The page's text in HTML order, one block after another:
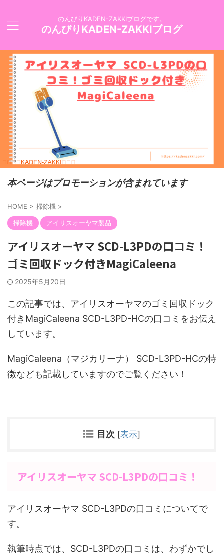
のんびりKADEN-ZAKKIブログです。
のんびりKADEN-ZAKKIブログ
本ページはプロモーションが含まれています
HOME > 掃除機 >
掃除機 アイリスオーヤマ製品
アイリスオーヤマ SCD-L3PDの口コミ！
ゴミ回収ドック付きMagiCaleena
2025年5月20日
この記事では、アイリスオーヤマのゴミ回収ドック
付きMagiCaleena SCD-L3PD-HCの口コミをお伝え
しています。
MagiCaleena（マジカリーナ） SCD-L3PD-HCの特
徴なども記載していますのでご覧ください！
目次 [表示]
アイリスオーヤマ SCD-L3PDの口コミ！
アイリスオーヤマ SCD-L3PDの口コミについてで
す。
執筆時点では、SCD-L3PDの口コミは、わずかでし